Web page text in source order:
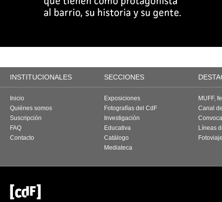
INSTITUCIONALES SECCIONES
Inicio
Quiénes somos
Suscripción
FAQ
Contacto
Exposiciones
Fotografías del CdF
Investigación
Educativa
Catálogo
Mediateca
MUFF,
Canal
Líneas